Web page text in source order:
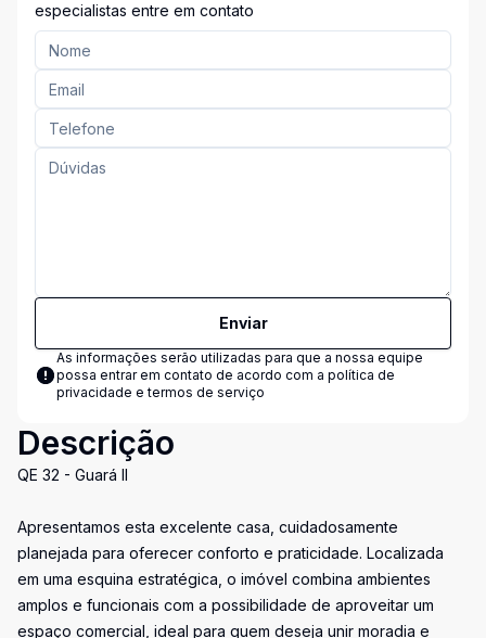
especialistas entre em contato
Enviar
As informações serão utilizadas para que a nossa equipe
possa entrar em contato de acordo com a política de
privacidade e termos de serviço
Descrição
QE 32 - Guará II
Apresentamos esta excelente casa, cuidadosamente
planejada para oferecer conforto e praticidade. Localizada
em uma esquina estratégica, o imóvel combina ambientes
amplos e funcionais com a possibilidade de aproveitar um
espaço comercial, ideal para quem deseja unir moradia e